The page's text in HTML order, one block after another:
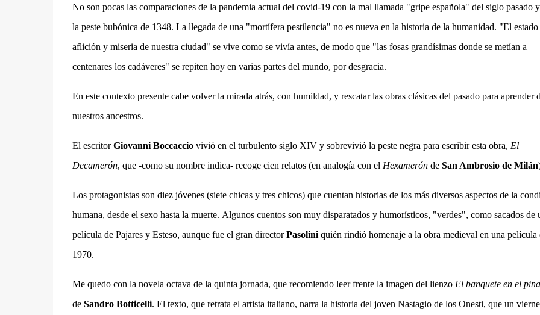
No son pocas las comparaciones de la pandemia actual del covid-19 con la mal llamada "gripe española" del siglo pasado
la peste bubónica de 1348. La llegada de una "mortífera pestilencia" no es nueva en la historia de la humanidad. "El estado
aflición y miseria de nuestra ciudad" se vive como se vivía antes, de modo que "las fosas grandísimas donde se metían a
centenares los cadáveres" se repiten hoy en varias partes del mundo, por desgracia.
En este contexto presente cabe volver la mirada atrás, con humildad, y rescatar las obras clásicas del pasado para aprender
nuestros ancestros.
El escritorGiovanni Boccacciovivió en el turbulento siglo XIV y sobrevivió la peste negra para escribir esta obra, El
Decamerón, que -como su nombre indica- recoge cien relatos (en analogía con el HexameróndeSan Ambrosio de Milán
Los protagonistas son diez jóvenes (siete chicas y tres chicos) que cuentan historias de los más diversos aspectos de la
humana, desde el sexo hasta la muerte. Algunos cuentos son muy disparatados y humorísticos, "verdes", como sacados de
película de Pajares y Esteso, aunque fue el gran directorPasoliniquién rindió homenaje a la obra medieval en una película
1970.
Me quedo con la novela octava de la quinta jornada, que recomiendo leer frente la imagen del lienzo El banquete en el
de Sandro Botticelli. El texto, que retrata el artista italiano, narra la historia del joven Nastagio de los Onesti, que un